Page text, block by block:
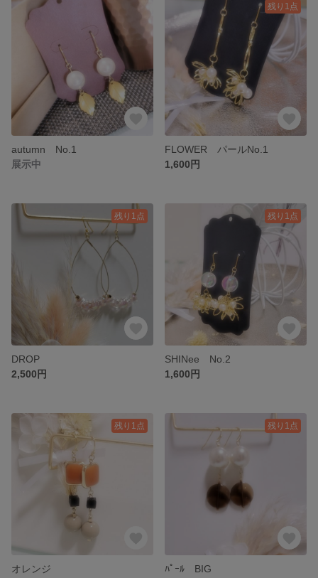
autumn No.1
展示中
残り1点
FLOWER パールNo.1
1,600円
残り1点
DROP
2,500円
残り1点
SHINee No.2
1,600円
残り1点
オレンジ
残り1点
ﾊﾟｰﾙ BIG